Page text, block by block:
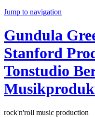
Jump to navigation
Gundula
Stanford
Tonstudio
rock'n'roll music production